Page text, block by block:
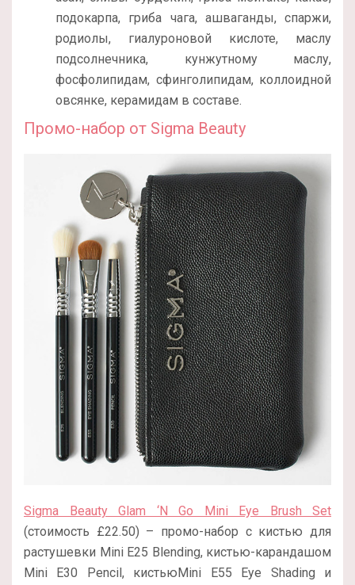
подокарпа, гриба чага, ашваганды, спаржи,
родиолы, гиалуроновой кислоте, маслу
подсолнечника, кунжутному маслу,
фосфолипидам, сфинголипидам, коллоидной
овсянке, керамидам в составе.
Промо-набор от Sigma Beauty
Sigma Beauty Glam ‘N Go Mini Eye Brush Set
(стоимость £22.50) – промо-набор с кистью для
растушевки Mini E25 Blending, кистью-карандашом
Mini E30 Pencil, кистьюMini E55 Eye Shading и